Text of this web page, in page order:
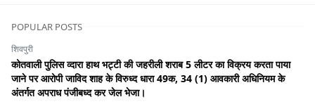
POPULAR POSTS
शिवपुरी
कोतवाली पुलिस व्दारा हाथ भट्टी की जहरीली शराब 5 लीटर का विक्रय करता पाया
जाने पर आरोपी जाविद शाह के विरुध्द धारा 49क, 34 (1) आवकारी अधिनियम के
अंतर्गत अपराध पंजीबध्द कर जेल भेजा।